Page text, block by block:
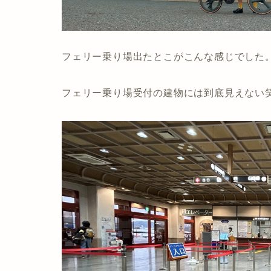
フェリー乗り場出たとこがこんな感じでした
フェリー乗り場受付の建物には到底見えない